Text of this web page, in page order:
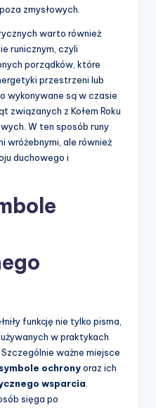
zmysłowych.
warto również
runicznym, czyli
porządków, które
przestrzeni lub
wykonywane są w czasie
związanych z Kołem Roku
W ten sposób runy
wróżebnymi, ale również
duchowego i
funkcję nie tylko pisma,
w praktykach
ważne miejsce
ochronyoraz ich
wsparcia.
sięga po